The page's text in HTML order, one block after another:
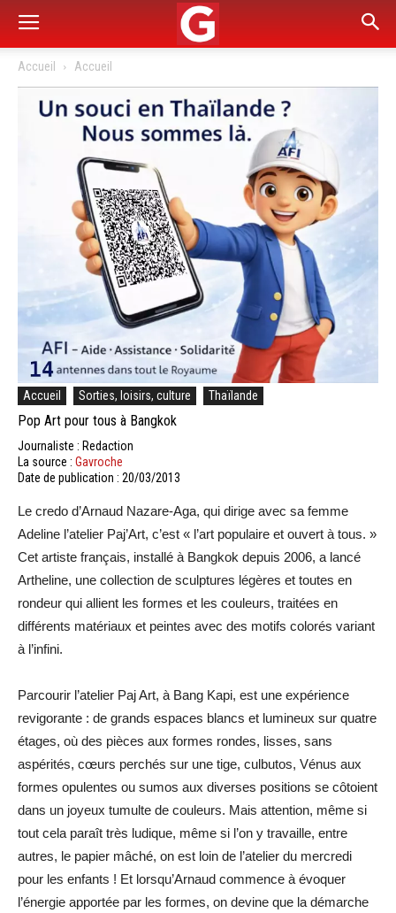
Accueil Accueil
Accueil Sorties, loisirs, culture Thaïlande
Pop Art pour tous à Bangkok
Journaliste : Redaction
La source : Gavroche
Date de publication : 20/03/2013
Le credo d’Arnaud Nazare-Aga, qui dirige avec sa femme
Adeline l’atelier Paj’Art, c’est « l’art populaire et ouvert à tous. »
Cet artiste français, installé à Bangkok depuis 2006, a lancé
Artheline, une collection de sculptures légères et toutes en
rondeur qui allient les formes et les couleurs, traitées en
différents matériaux et peintes avec des motifs colorés variant
à l’infini.
Parcourir l’atelier Paj Art, à Bang Kapi, est une expérience
revigorante : de grands espaces blancs et lumineux sur quatre
étages, où des pièces aux formes rondes, lisses, sans
aspérités, cœurs perchés sur une tige, culbutos, Vénus aux
formes opulentes ou sumos aux diverses positions se côtoient
dans un joyeux tumulte de couleurs. Mais attention, même si
tout cela paraît très ludique, même si l’on y travaille, entre
autres, le papier mâché, on est loin de l’atelier du mercredi
pour les enfants ! Et lorsqu’Arnaud commence à évoquer
l’énergie apportée par les formes, on devine que la démarche